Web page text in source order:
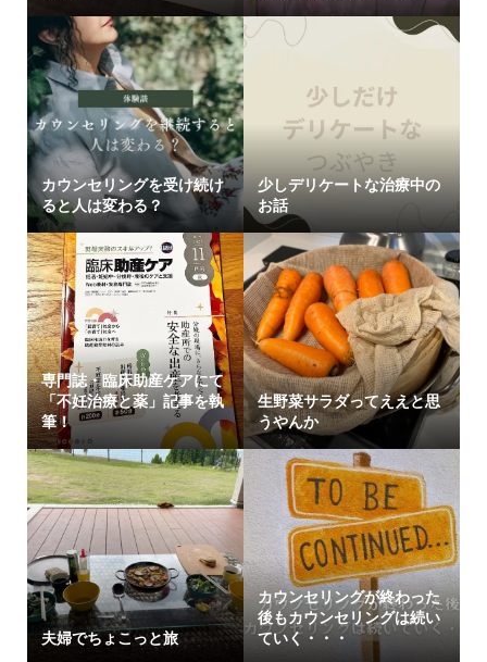
カウンセリングを受け続け
ると人は変わる？
少しデリケートな治療中の
お話
専門誌・臨床助産ケアにて
「不妊治療と薬」記事を執
筆！
生野菜サラダってええと思
うやんか
夫婦でちょこっと旅
カウンセリングが終わった
後もカウンセリングは続い
ていく・・・